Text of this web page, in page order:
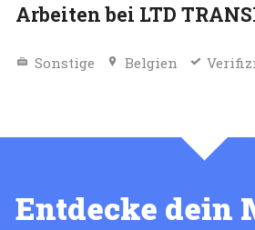
Arbeiten bei LTD
Sonstige Belgien
Entdecke dein